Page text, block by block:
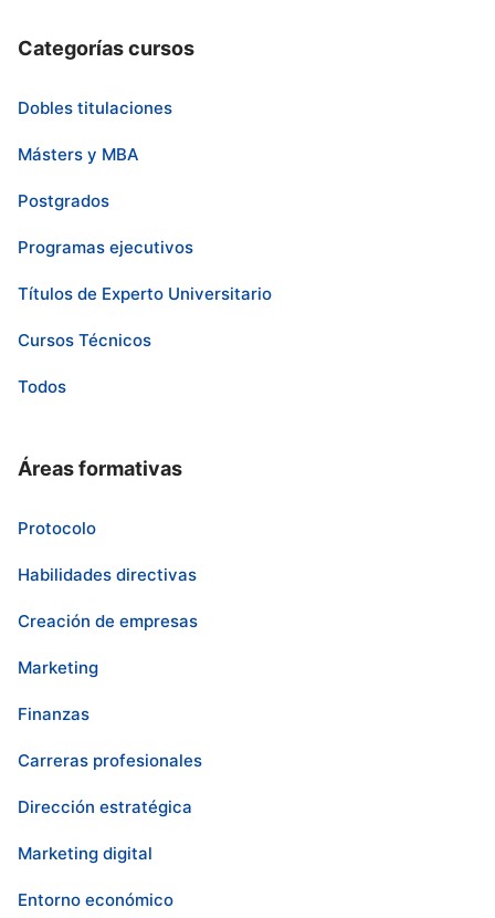
Categorías cursos
Dobles titulaciones
Másters y MBA
Postgrados
Programas ejecutivos
Títulos de Experto Universitario
Cursos Técnicos
Todos
Áreas formativas
Protocolo
Habilidades directivas
Creación de empresas
Marketing
Finanzas
Carreras profesionales
Dirección estratégica
Marketing digital
Entorno económico